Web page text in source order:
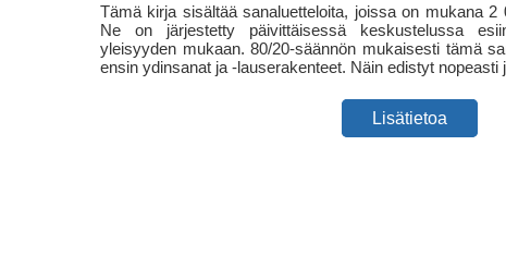
Tämä kirja sisältää sanaluetteloita, joissa on mukana 2
Ne on järjestetty päivittäisessä keskustelussa
yleisyyden mukaan. 80/20-säännön mukaisesti tämä
ensin ydinsanat ja -lauserakenteet. Näin edistyt nopeasti
Lisätietoa